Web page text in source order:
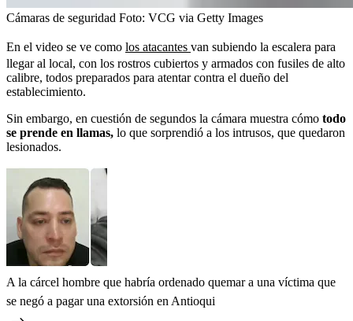
Cámaras de seguridad Foto: VCG via Getty Images
En el video se ve como los atacantes van subiendo la escalera para
llegar al local, con los rostros cubiertos y armados con fusiles de alto
calibre, todos preparados para atentar contra el dueño del
establecimiento.
Sin embargo, en cuestión de segundos la cámara muestra cómo todo
se prende en llamas, lo que sorprendió a los intrusos, que quedaron
lesionados.
A la cárcel hombre que habría ordenado quemar a una víctima que
se negó a pagar una extorsión en Antioqui